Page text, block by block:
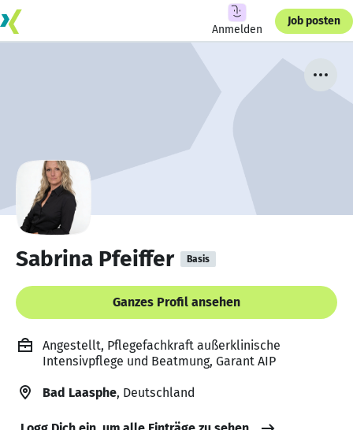
Anmelden
Job posten
Sabrina Pfeiffer Basis
Ganzes Profil ansehen
Angestellt, Pflegefachkraft außerklinische
Intensivpflege und Beatmung, Garant AIP
Bad Laasphe, Deutschland